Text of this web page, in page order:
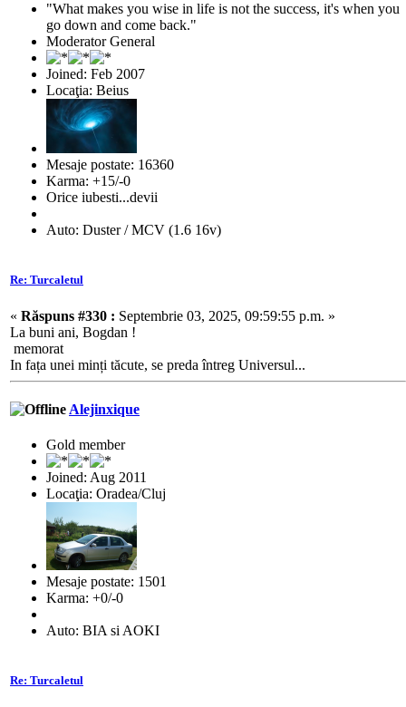
"What makes you wise in life is not the success, it's when you
go down and come back."
Moderator General
Joined: Feb 2007
Locaţia: Beius
Mesaje postate: 16360
Karma: +15/-0
Orice iubesti...devii
Auto: Duster / MCV (1.6 16v)
Re: Turcaletul
« Răspuns #330 : Septembrie 03, 2025, 09:59:55 p.m. »
La buni ani, Bogdan !
memorat
In fața unei minți tăcute, se preda întreg Universul...
Alejinxique
Gold member
Joined: Aug 2011
Locaţia: Oradea/Cluj
Mesaje postate: 1501
Karma: +0/-0
Auto: BIA si AOKI
Re: Turcaletul